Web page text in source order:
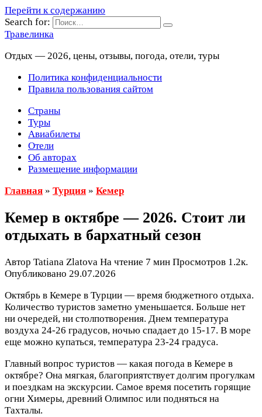
Перейти к содержанию
Search for:
Травелинка
Отдых — 2026, цены, отзывы, погода, отели, туры
Политика конфиденциальности
Правила пользования сайтом
Страны
Туры
Авиабилеты
Отели
Об авторах
Размещение информации
Главная » Турция » Кемер
Кемер в октябре — 2026. Стоит ли
отдыхать в бархатный сезон
Автор Tatiana Zlatova На чтение 7 мин Просмотров 1.2к.
Опубликовано 29.07.2026
Октябрь в Кемере в Турции — время бюджетного отдыха.
Количество туристов заметно уменьшается. Больше нет
ни очередей, ни столпотворения. Днем температура
воздуха 24-26 градусов, ночью спадает до 15-17. В море
еще можно купаться, температура 23-24 градуса.
Главный вопрос туристов — какая погода в Кемере в
октябре? Она мягкая, благоприятствует долгим прогулкам
и поездкам на экскурсии. Самое время посетить горящие
огни Химеры, древний Олимпос или подняться на
Тахталы.